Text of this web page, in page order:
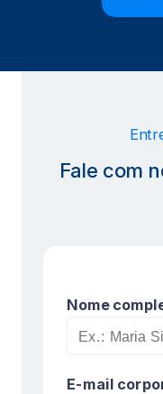
Nome
E-mail
Fale com